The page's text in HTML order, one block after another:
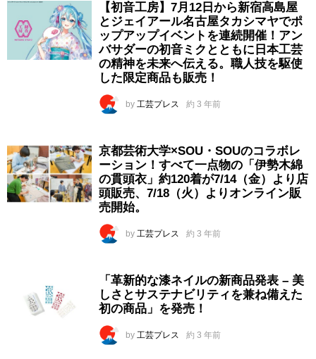
【初音工房】7月12日から新宿高島屋
とジェイアール名古屋タカシマヤでポ
ップアップイベントを連続開催！アン
バサダーの初音ミクとともに日本工芸
の精神を未来へ伝える。職人技を駆使
した限定商品も販売！
by 工芸プレス 約 3 年前
京都芸術大学×SOU・SOUのコラボレ
ーション！すべて一点物の「伊勢木綿
の貫頭衣」約120着が7/14（金）より店
頭販売、7/18（火）よりオンライン販
売開始。
by 工芸プレス 約 3 年前
「革新的な漆ネイルの新商品発表 – 美
しさとサステナビリティを兼ね備えた
初の商品」を発売！
by 工芸プレス 約 3 年前